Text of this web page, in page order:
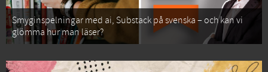
Smyginspelningar med ai, Substack på svenska – och kan vi
glömma hur man läser?